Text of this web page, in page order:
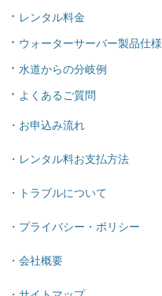
レンタル料金
ウォーターサーバー製品仕様
水道からの分岐例
よくあるご質問
・お申込み流れ
・レンタル料お支払方法
・トラブルについて
・プライバシー・ポリシー
・会社概要